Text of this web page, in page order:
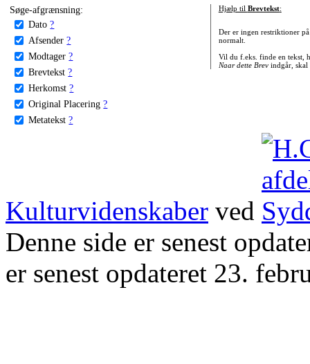
Søge-afgrænsning:
Dato ?
Afsender ?
Modtager ?
Brevtekst ?
Herkomst ?
Original Placering ?
Metatekst ?
Hjælp til Brevtekst:
Der er ingen restriktioner
normalt.
Vil du f.eks. finde en tekst,
Naar dette Brevindgår, skal
Kulturvidenskaber ved
Denne side er senest
er senest opdateret 23.